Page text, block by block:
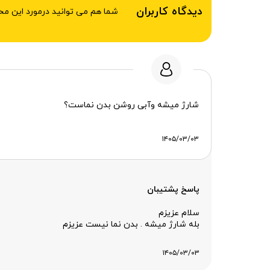
دیدگاه کاربران شما هم می توانید درمورد این
شارژ میشه وآبی روشن بدن نماست؟
۱۴۰۵/۰۳/۰۳
پاسخ پشتیبان
سلام عزیزم
بله شارژ میشه . بدن نما نیست عزیزم
۱۴۰۵/۰۳/۰۳